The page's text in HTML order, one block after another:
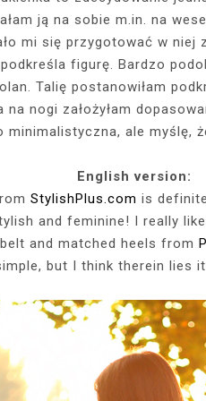
SENSUAL PHOTOBOOK
SPÓDNICZKA, CZARNE
RAJSTOPY I SZPILKI + PIOSENKI,
KTÓRYMI PRAGNĘ SIĘ Z WAMI
PODZIELIĆ
BUDUAROWE SESJE + 100 ZŁ DO
WYKORZYSTANIA W SERWISIE
AIRBNB
CZARNE LEGGINSY I
GRANATOWY T-SHIRT Z NAPISEM
ją na sobie m.in. na
mi się przygotować w niej
figurę. Bardzo
Talię postanowiłam
na nogi założyłam
minimalistyczna, ale myślę,
English version:
StylishPlus.com is
and feminine! I really
and matched heels from
but I think therein lies